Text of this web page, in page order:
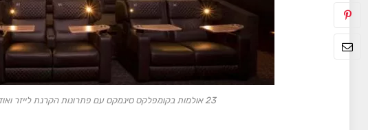
23 אולמות בקומפלקס סינמקס עם פתרונות הקרנת לייזר ואודיו של קריסטיי (תמונה: Cinemex)